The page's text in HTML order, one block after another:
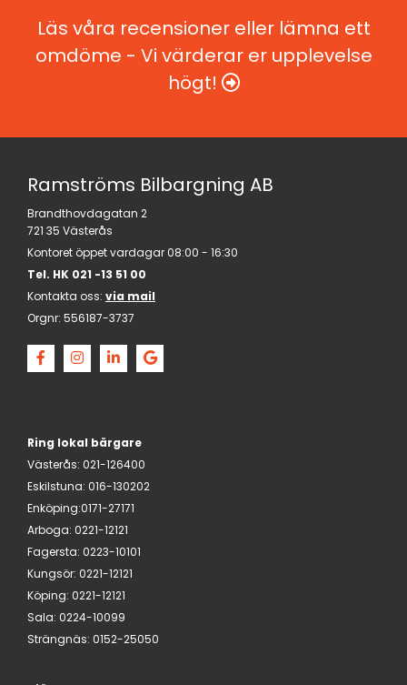
Läs våra recensioner eller lämna ett
omdöme - Vi värderar er upplevelse
högt! 
Ramströms Bilbargning AB
Brandthovdagatan 2
721 35 Västerås
Kontoret öppet vardagar 08:00 - 16:30
Tel. HK 021 -13 51 00
Kontakta oss: via mail
Orgnr: 556187-3737
Ring lokal bärgare
Västerås: 021-126400
Eskilstuna: 016-130202
Enköping:0171-27171
Arboga: 0221-12121
Fagersta: 0223-10101
Kungsör: 0221-12121
Köping: 0221-12121
Sala: 0224-10099
Strängnäs: 0152-25050